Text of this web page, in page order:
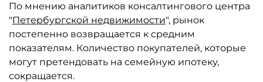
По мнению аналитиков консалтингового центра
"Петербургской недвижимости", рынок
постепенно возвращается к средним
показателям. Количество покупателей, которые
могут претендовать на семейную ипотеку,
сокращается.